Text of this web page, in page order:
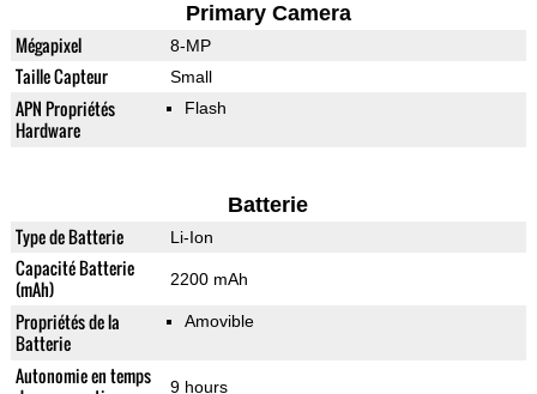
Primary Camera
Mégapixel 8-MP
Taille Capteur Small
APN Propriétés
Hardware
Flash
Batterie
Type de Batterie Li-Ion
Capacité Batterie
(mAh)
2200 mAh
Propriétés de la
Batterie
Amovible
Autonomie en temps
9 hours